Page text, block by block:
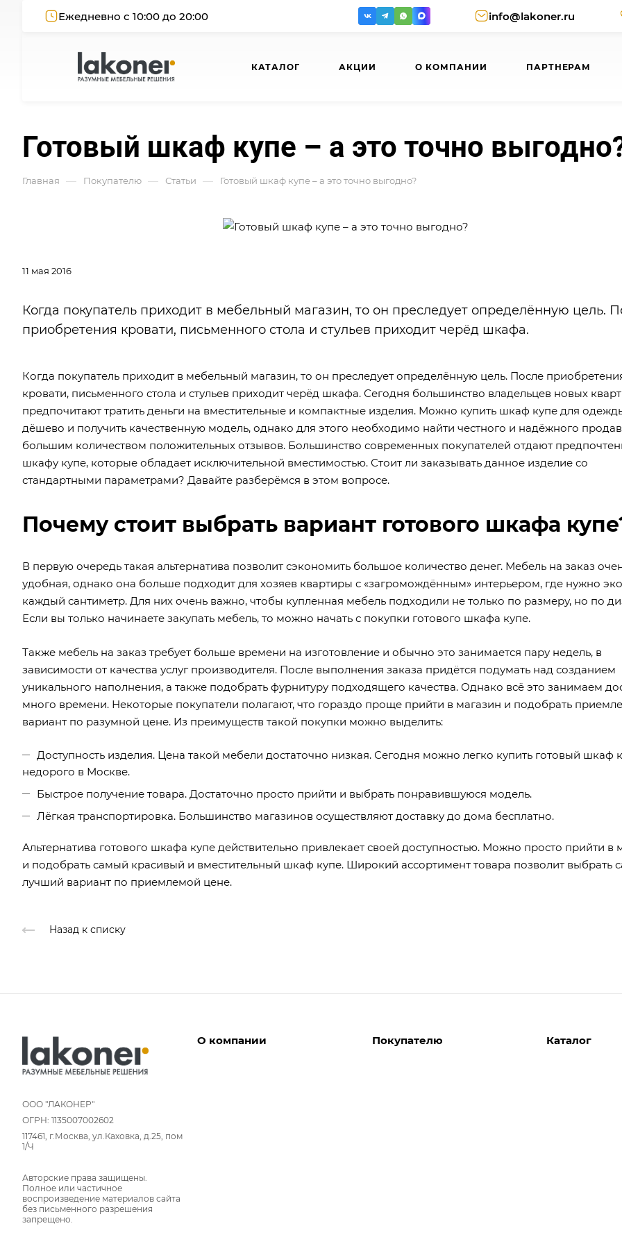
Ежедневно с 10:00 до 20:00 info@lakoner.ru
КАТАЛОГ АКЦИИ О КОМПАНИИ ПАРТНЕРАМ
Готовый шкаф купе – а это точно
Главная — Покупателю — Статьи — Готовый шкаф купе – а это точно выгодно?
11 мая 2016
Когда покупатель приходит в мебельный магазин, то он преследует определённую цель.
приобретения кровати, письменного стола и стульев приходит черёд шкафа.
Когда покупатель приходит в мебельный магазин, то он преследует определённую цель. После
кровати, письменного стола и стульев приходит черёд шкафа. Сегодня большинство владельцев новых
предпочитают тратить деньги на вместительные и компактные изделия. Можно купить шкаф купе для
дёшево и получить качественную модель, однако для этого необходимо найти честного и надёжного
большим количеством положительных отзывов. Большинство современных покупателей отдают
шкафу купе, которые обладает исключительной вместимостью. Стоит ли заказывать данное изделие со
стандартными параметрами? Давайте разберёмся в этом вопросе.
Почему стоит выбрать вариант готового шкафа
В первую очередь такая альтернатива позволит сэкономить большое количество денег. Мебель на заказ
удобная, однако она больше подходит для хозяев квартиры с «загромождённым» интерьером, где нужно
каждый сантиметр. Для них очень важно, чтобы купленная мебель подходили не только по размеру, но по
Если вы только начинаете закупать мебель, то можно начать с покупки готового шкафа купе.
Также мебель на заказ требует больше времени на изготовление и обычно это занимается пару недель, в
зависимости от качества услуг производителя. После выполнения заказа придётся подумать над созданием
уникального наполнения, а также подобрать фурнитуру подходящего качества. Однако всё это занимаем
много времени. Некоторые покупатели полагают, что гораздо проще прийти в магазин и подобрать
вариант по разумной цене. Из преимуществ такой покупки можно выделить:
Доступность изделия. Цена такой мебели достаточно низкая. Сегодня можно легко купить готовый шкаф
недорого в Москве.
Быстрое получение товара. Достаточно просто прийти и выбрать понравившуюся модель.
Лёгкая транспортировка. Большинство магазинов осуществляют доставку до дома бесплатно.
Альтернатива готового шкафа купе действительно привлекает своей доступностью. Можно просто прийти в
и подобрать самый красивый и вместительный шкаф купе. Широкий ассортимент товара позволит выбрать
лучший вариант по приемлемой цене.
Назад к списку
ООО "ЛАКОНЕР"
ОГРН: 1135007002602
117461, г.Москва, ул.Каховка, д.25, пом
1/Ч
Авторские права защищены.
Полное или частичное
воспроизведение материалов сайта
без письменного разрешения
запрещено.
О компании Покупателю Каталог